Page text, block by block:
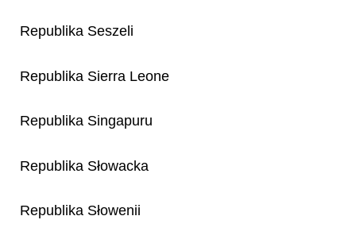
Republika Seszeli
Republika Sierra Leone
Republika Singapuru
Republika Słowacka
Republika Słowenii